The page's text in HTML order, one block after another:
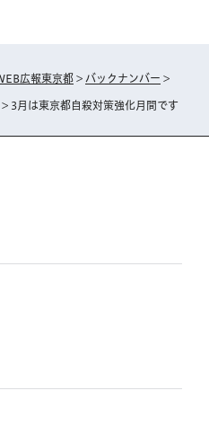
広報東京都 > バックナンバー >
> 3月は東京都自殺対策強化月間です